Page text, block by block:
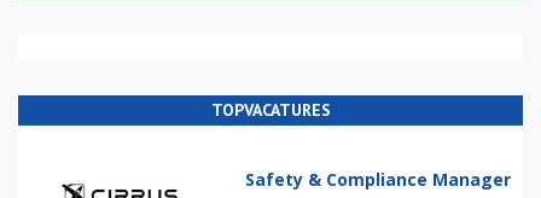
TOPVACATURES
Safety & Compliance Manager